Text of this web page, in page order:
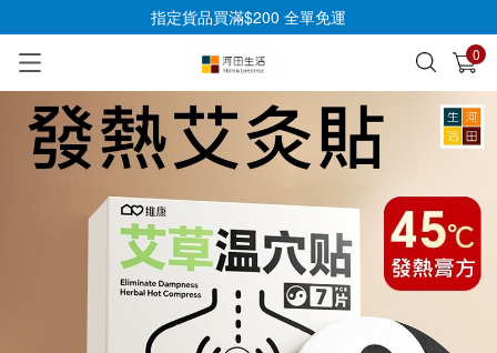
指定貨品買滿$200 全單免運
0
已加入購物車 查看